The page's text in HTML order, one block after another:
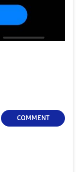
COMMENT